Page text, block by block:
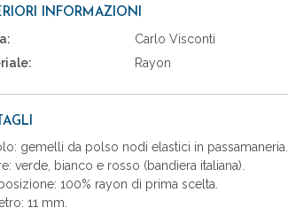
INFORMAZIONI
Carlo Visconti
Rayon
gemelli da polso nodi elastici in passamaneria.
verde, bianco e rosso (bandiera italiana).
100% rayon di prima scelta.
11 mm.